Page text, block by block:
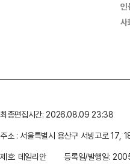
인
사
최종편집시간: 2026.08.09 23:38
주소 : 서울특별시 용산구 서빙고로 17,
제호: 데일리안
등록일/발행일: